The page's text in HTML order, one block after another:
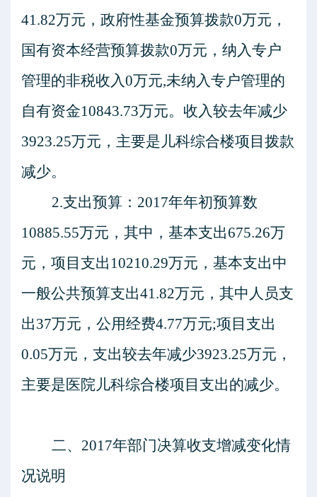
41.82万元，政府性基金预算拨款0万元，
国有资本经营预算拨款0万元，纳入专户
管理的非税收入0万元,未纳入专户管理的
自有资金10843.73万元。收入较去年减少
3923.25万元，主要是儿科综合楼项目拨款
减少。
2.支出预算：2017年年初预算数
10885.55万元，其中，基本支出675.26万
元，项目支出10210.29万元，基本支出中
一般公共预算支出41.82万元，其中人员支
出37万元，公用经费4.77万元;项目支出
0.05万元，支出较去年减少3923.25万元，
主要是医院儿科综合楼项目支出的减少。
二、 2017年部门决算收支增减变化情
况说明